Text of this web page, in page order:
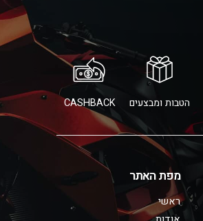
הטבות ומבצעים CASHBACK
מפת האתר
ראשי